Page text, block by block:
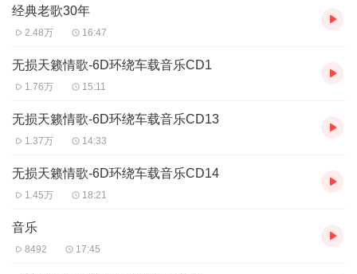
经典老歌30年
2.48万 16:47
无损天籁情歌-6D环绕车载音乐CD1
1.76万 15:11
无损天籁情歌-6D环绕车载音乐CD13
1.37万 14:33
无损天籁情歌-6D环绕车载音乐CD14
1.45万 18:21
音乐
8492 17:45